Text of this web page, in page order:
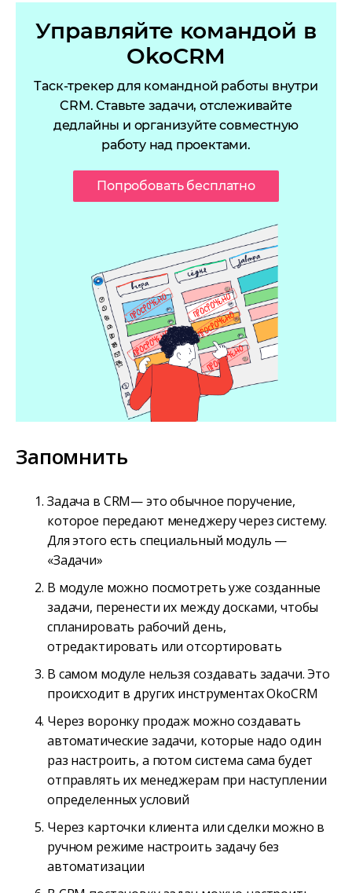
Управляйте командой в
OkoCRM
Таск-трекер для командной работы внутри
CRM. Ставьте задачи, отслеживайте
дедлайны и организуйте совместную
работу над проектами.
Попробовать бесплатно
Запомнить
Задача в CRM— это обычное поручение,
которое передают менеджеру через систему.
Для этого есть специальный модуль —
«Задачи»
В модуле можно посмотреть уже созданные
задачи, перенести их между досками, чтобы
спланировать рабочий день,
отредактировать или отсортировать
В самом модуле нельзя создавать задачи. Это
происходит в других инструментах OkoCRM
Через воронку продаж можно создавать
автоматические задачи, которые надо один
раз настроить, а потом система сама будет
отправлять их менеджерам при наступлении
определенных условий
Через карточки клиента или сделки можно в
ручном режиме настроить задачу без
автоматизации